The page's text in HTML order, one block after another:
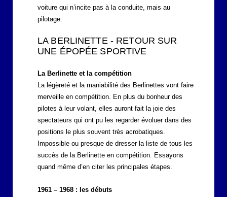
voiture qui n’incite pas à la conduite, mais au
pilotage.
LA BERLINETTE - RETOUR SUR
UNE ÉPOPÉE SPORTIVE
La Berlinette et la compétition
La légèreté et la maniabilité des Berlinettes vont faire
merveille en compétition. En plus du bonheur des
pilotes à leur volant, elles auront fait la joie des
spectateurs qui ont pu les regarder évoluer dans des
positions le plus souvent très acrobatiques.
Impossible ou presque de dresser la liste de tous les
succès de la Berlinette en compétition. Essayons
quand même d’en citer les principales étapes.
1961 – 1968 : les débuts